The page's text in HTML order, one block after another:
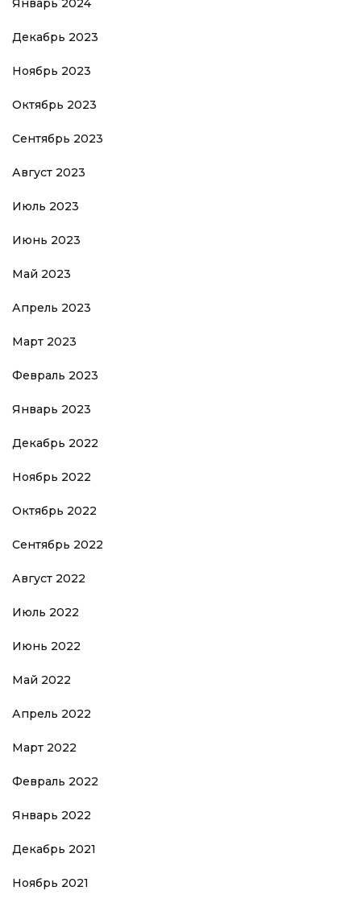
Январь 2024
Декабрь 2023
Ноябрь 2023
Октябрь 2023
Сентябрь 2023
Август 2023
Июль 2023
Июнь 2023
Май 2023
Апрель 2023
Март 2023
Февраль 2023
Январь 2023
Декабрь 2022
Ноябрь 2022
Октябрь 2022
Сентябрь 2022
Август 2022
Июль 2022
Июнь 2022
Май 2022
Апрель 2022
Март 2022
Февраль 2022
Январь 2022
Декабрь 2021
Ноябрь 2021